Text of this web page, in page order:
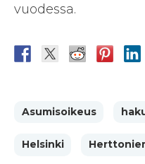
vuodessa.
Asumisoikeus
Helsinki